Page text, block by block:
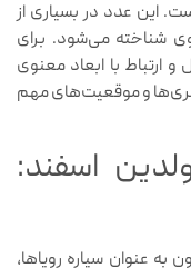
خوش‌شانسی متولدین اسفند، عدد 7 است. این عدد در بسیاری از
شناخته می‌شود. برای
کمال و ارتباط با ابعاد معنوی
و موقعیت‌های مهم
اسفند:
به عنوان سیاره رویاها،